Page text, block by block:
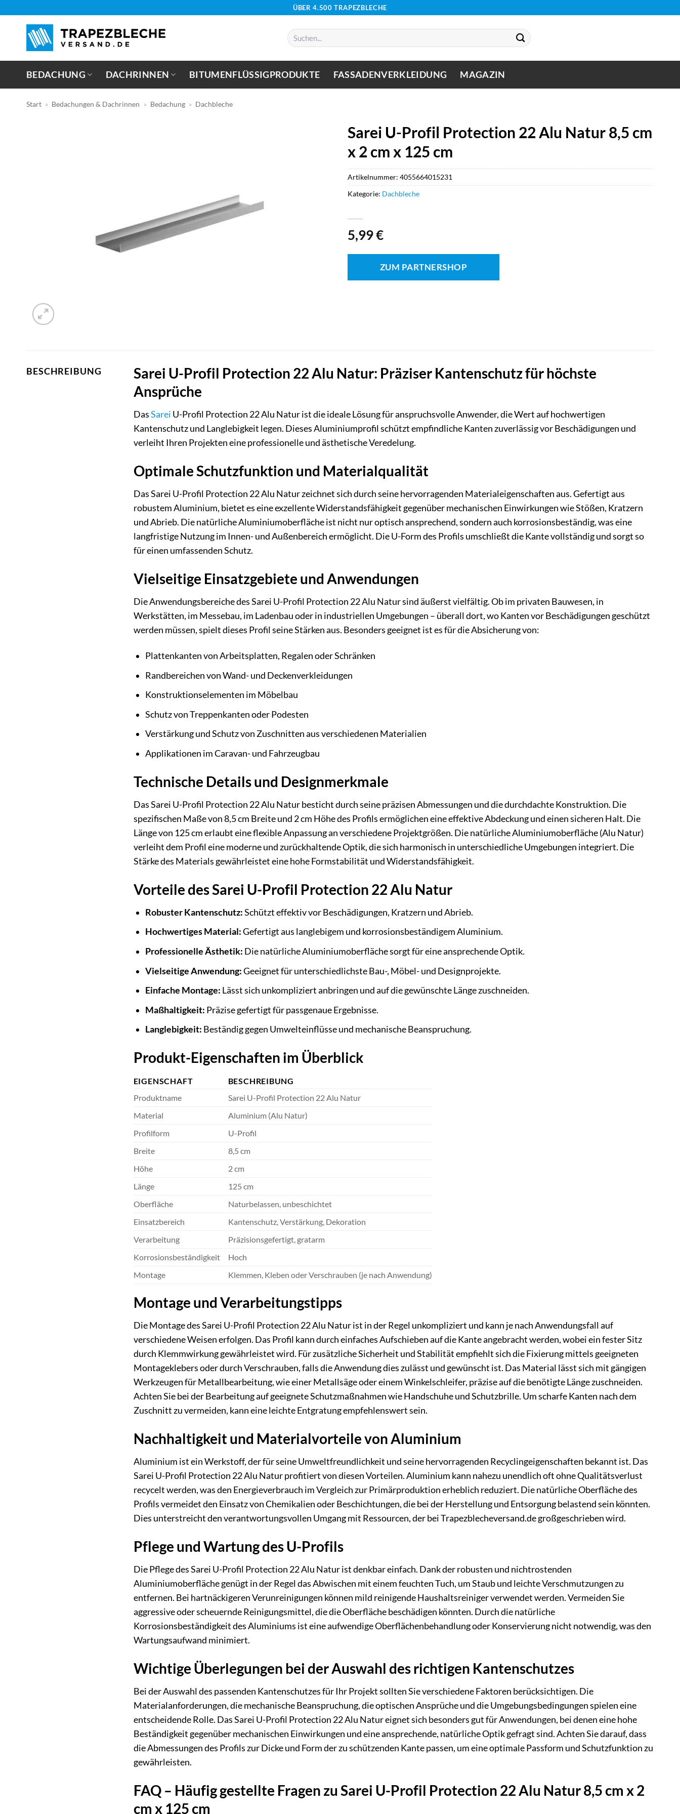
springen
ÜBER 4.500 TRAPEZBLECHE
Suchen
nach:
BEDACHUNG DACHRINNEN BITUMENFLÜSSIGPRODUKTE FASSADENVERKLEIDUNG MAGAZIN
Start » Bedachungen & Dachrinnen » Bedachung » Dachbleche
Sarei U-Profil Protection 22 Alu Natur 8,5 cm
x 2 cm x 125 cm
5,99€
ZUM PARTNERSHOP
Artikelnummer: 4055664015231
Kategorie: Dachbleche
BESCHREIBUNG
Sarei U-Profil Protection 22 Alu Natur: Präziser Kantenschutz für höchste
Ansprüche
DasSarei U-Profil Protection 22 Alu Natur ist die ideale Lösung für anspruchsvolle Anwender, die Wert auf hochwertigen
Kantenschutz und Langlebigkeit legen. Dieses Aluminiumprofil schützt empfindliche Kanten zuverlässig vor Beschädigungen und
verleiht Ihren Projekten eine professionelle und ästhetische Veredelung.
Optimale Schutzfunktion und Materialqualität
Das Sarei U-Profil Protection 22 Alu Natur zeichnet sich durch seine hervorragenden Materialeigenschaften aus. Gefertigt aus
robustem Aluminium, bietet es eine exzellente Widerstandsfähigkeit gegenüber mechanischen Einwirkungen wie Stößen, Kratzern
und Abrieb. Die natürliche Aluminiumoberfläche ist nicht nur optisch ansprechend, sondern auch korrosionsbeständig, was eine
langfristige Nutzung im Innen- und Außenbereich ermöglicht. Die U-Form des Profils umschließt die Kante vollständig und sorgt so
für einen umfassenden Schutz.
Vielseitige Einsatzgebiete und Anwendungen
Die Anwendungsbereiche des Sarei U-Profil Protection 22 Alu Natur sind äußerst vielfältig. Ob im privaten Bauwesen, in
Werkstätten, im Messebau, im Ladenbau oder in industriellen Umgebungen – überall dort, wo Kanten vor Beschädigungen geschützt
werden müssen, spielt dieses Profil seine Stärken aus. Besonders geeignet ist es für die Absicherung von:
Plattenkanten von Arbeitsplatten, Regalen oder Schränken
Randbereichen von Wand- und Deckenverkleidungen
Konstruktionselementen im Möbelbau
Schutz von Treppenkanten oder Podesten
Verstärkung und Schutz von Zuschnitten aus verschiedenen Materialien
Applikationen im Caravan- und Fahrzeugbau
Technische Details und Designmerkmale
Das Sarei U-Profil Protection 22 Alu Natur besticht durch seine präzisen Abmessungen und die durchdachte Konstruktion. Die
spezifischen Maße von 8,5 cm Breite und 2 cm Höhe des Profils ermöglichen eine effektive Abdeckung und einen sicheren Halt. Die
Länge von 125 cm erlaubt eine flexible Anpassung an verschiedene Projektgrößen. Die natürliche Aluminiumoberfläche (Alu Natur)
verleiht dem Profil eine moderne und zurückhaltende Optik, die sich harmonisch in unterschiedliche Umgebungen integriert. Die
Stärke des Materials gewährleistet eine hohe Formstabilität und Widerstandsfähigkeit.
Vorteile des Sarei U-Profil Protection 22 Alu Natur
Robuster Kantenschutz:Schützt effektiv vor Beschädigungen, Kratzern und Abrieb.
Hochwertiges Material:Gefertigt aus langlebigem und korrosionsbeständigem Aluminium.
Professionelle Ästhetik: Die natürliche Aluminiumoberfläche sorgt für eine ansprechende Optik.
Vielseitige Anwendung:Geeignet für unterschiedlichste Bau-, Möbel- und Designprojekte.
Einfache Montage: Lässt sich unkompliziert anbringen und auf die gewünschte Länge zuschneiden.
Maßhaltigkeit: Präzise gefertigt für passgenaue Ergebnisse.
Langlebigkeit: Beständig gegen Umwelteinflüsse und mechanische Beanspruchung.
Produkt-Eigenschaften im Überblick
EIGENSCHAFT
BESCHREIBUNG
Produktname
Sarei U-Profil Protection 22 Alu Natur
Material
Aluminium (Alu Natur)
Profilform
U-Profil
Breite
8,5 cm
Höhe
2 cm
Länge
125 cm
Oberfläche
Naturbelassen, unbeschichtet
Einsatzbereich
Kantenschutz, Verstärkung, Dekoration
Verarbeitung
Präzisionsgefertigt, gratarm
Korrosionsbeständigkeit
Hoch
Montage
Klemmen, Kleben oder Verschrauben (je nach Anwendung)
Montage und Verarbeitungstipps
Die Montage des Sarei U-Profil Protection 22 Alu Natur ist in der Regel unkompliziert und kann je nach Anwendungsfall auf
verschiedene Weisen erfolgen. Das Profil kann durch einfaches Aufschieben auf die Kante angebracht werden, wobei ein fester Sitz
durch Klemmwirkung gewährleistet wird. Für zusätzliche Sicherheit und Stabilität empfiehlt sich die Fixierung mittels geeigneten
Montageklebers oder durch Verschrauben, falls die Anwendung dies zulässt und gewünscht ist. Das Material lässt sich mit gängigen
Werkzeugen für Metallbearbeitung, wie einer Metallsäge oder einem Winkelschleifer, präzise auf die benötigte Länge zuschneiden.
Achten Sie bei der Bearbeitung auf geeignete Schutzmaßnahmen wie Handschuhe und Schutzbrille. Um scharfe Kanten nach dem
Zuschnitt zu vermeiden, kann eine leichte Entgratung empfehlenswert sein.
Nachhaltigkeit und Materialvorteile von Aluminium
Aluminium ist ein Werkstoff, der für seine Umweltfreundlichkeit und seine hervorragenden Recyclingeigenschaften bekannt ist. Das
Sarei U-Profil Protection 22 Alu Natur profitiert von diesen Vorteilen. Aluminium kann nahezu unendlich oft ohne Qualitätsverlust
recycelt werden, was den Energieverbrauch im Vergleich zur Primärproduktion erheblich reduziert. Die natürliche Oberfläche des
Profils vermeidet den Einsatz von Chemikalien oder Beschichtungen, die bei der Herstellung und Entsorgung belastend sein könnten.
Dies unterstreicht den verantwortungsvollen Umgang mit Ressourcen, der bei Trapezblecheversand.de großgeschrieben wird.
Pflege und Wartung des U-Profils
Die Pflege des Sarei U-Profil Protection 22 Alu Natur ist denkbar einfach. Dank der robusten und nichtrostenden
Aluminiumoberfläche genügt in der Regel das Abwischen mit einem feuchten Tuch, um Staub und leichte Verschmutzungen zu
entfernen. Bei hartnäckigeren Verunreinigungen können mild reinigende Haushaltsreiniger verwendet werden. Vermeiden Sie
aggressive oder scheuernde Reinigungsmittel, die die Oberfläche beschädigen könnten. Durch die natürliche
Korrosionsbeständigkeit des Aluminiums ist eine aufwendige Oberflächenbehandlung oder Konservierung nicht notwendig, was den
Wartungsaufwand minimiert.
Wichtige Überlegungen bei der Auswahl des richtigen Kantenschutzes
Bei der Auswahl des passenden Kantenschutzes für Ihr Projekt sollten Sie verschiedene Faktoren berücksichtigen. Die
Materialanforderungen, die mechanische Beanspruchung, die optischen Ansprüche und die Umgebungsbedingungen spielen eine
entscheidende Rolle. Das Sarei U-Profil Protection 22 Alu Natur eignet sich besonders gut für Anwendungen, bei denen eine hohe
Beständigkeit gegenüber mechanischen Einwirkungen und eine ansprechende, natürliche Optik gefragt sind. Achten Sie darauf, dass
die Abmessungen des Profils zur Dicke und Form der zu schützenden Kante passen, um eine optimale Passform und Schutzfunktion zu
gewährleisten.
FAQ – Häufig gestellte Fragen zu Sarei U-Profil Protection 22 Alu Natur 8,5 cm x 2
cm x 125 cm